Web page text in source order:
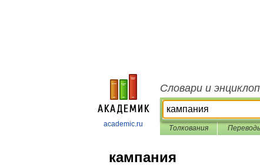
academic.ru
Словари и
Толкования
кампания